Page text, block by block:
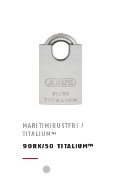
MARITIM/RUSTFRI /
TITALIUM™
90RK/50 TITALIUM™
sølv